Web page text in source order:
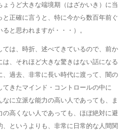
うど大きな端境期（はざかいき）に当
正確に言うと、特に今から数百年前ぐ
と思われますが・・・）。
は、時折、述べてきているので、前か
、それほど大きな驚きはない話になる
過去、非常に長い時代に渡って、闇の
きたマインド・コントロールの中に
に立派な能力の高い人であっても、ま
高くない人であっても、ほぼ絶対に避
というよりも、非常に日常的な人間関